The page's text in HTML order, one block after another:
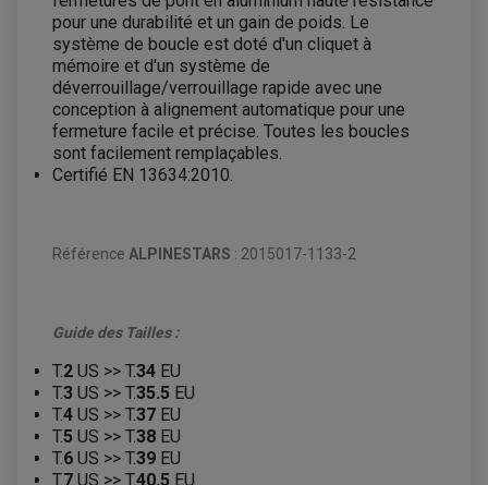
pour une durabilité et un gain de poids. Le
système de boucle est doté d'un cliquet à
mémoire et d'un système de
déverrouillage/verrouillage rapide avec une
conception à alignement automatique pour une
fermeture facile et précise. Toutes les boucles
sont facilement remplaçables.
Certifié EN 13634:2010.
Référence ALPINESTARS : 2015017-1133-2
Guide des Tailles :
T.2 US >> T.34 EU
T.3 US >> T.35.5 EU
T.4 US >> T.37 EU
T.5 US >> T.38 EU
T.6 US >> T.39 EU
T.7 US >> T.40.5 EU